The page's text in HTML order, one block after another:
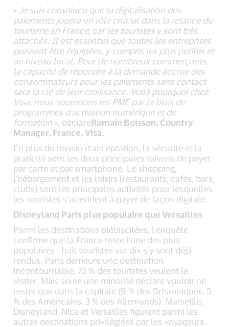
« Je suis convaincu que la digitalisation des
paiements jouera un rôle crucial dans la relance du
tourisme en France, car les touristes y sont très
attachés. Il est essentiel que toutes les entreprises
puissent être équipées, y compris les plus petites et
au niveau local. Pour de nombreux commerçants,
la capacité de répondre à la demande accrue des
consommateurs pour les paiements sans contact
sera la clé de leur croissance. Voilà pourquoi chez
Visa, nous soutenons les PME par le biais de
programmes d'activation numérique et de
formation », déclareRomain Boisson, Country
Manager, France, Visa.
En plus du niveau d’acceptation, la sécurité et la
praticité sont les deux principales raisons de payer
par carte et par smartphone. Le shopping,
l'hébergement et les loisirs (restaurants, cafés, bars,
clubs) sont les principales activités pour lesquelles
les touristes s’attendent à payer de façon digitale.
Disneyland Paris plus populaire que Versailles
Parmi les destinations plébiscitées, l'enquête
confirme que la France reste l'une des plus
populaires : huit touristes sur dix s’y sont déjà
rendus. Paris demeure une destination
incontournable, 73 % des touristes veulent la
visiter. Mais seule une minorité déclare vouloir ne
rester que dans la capitale (9 % des Britanniques, 5
% des Américains, 3 % des Allemands). Marseille,
Disneyland, Nice et Versailles figurent parmi les
autres destinations privilégiées par les voyageurs.